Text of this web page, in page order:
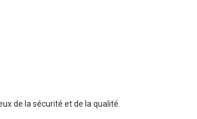
de la sécurité et de la qualité.